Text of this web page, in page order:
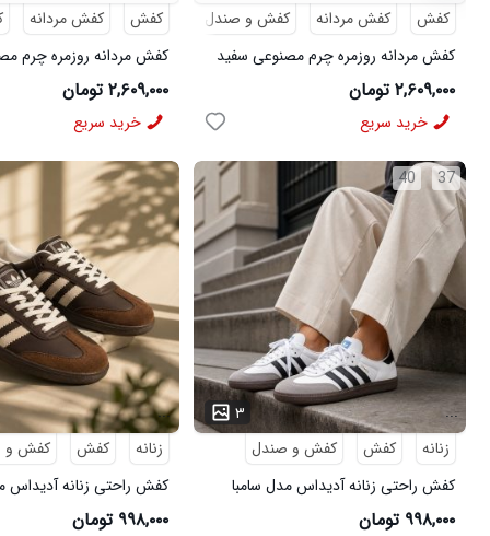
کفش
کفش مردانه
کفش و صندل
کفش مردانه روزمره چرم مصنوعی سفید
سرمه ای On Running مدل 50918
۲,۶۰۹,۰۰۰ تومان
خرید سریع
کفش
کفش مردانه
کفش مردانه روزمره چرم
سبز On Running مدل 50919
۲,۶۰۹,۰۰۰ تومان
خرید سریع
37
40
۳
...
زنانه
کفش
کفش و صندل
کفش راحتی زنانه آدیداس مدل سامبا
سفید
۹۹۸,۰۰۰ تومان
...
زنانه
کفش
کفش و
کفش راحتی زنانه آدیداس
قهوه ای
۹۹۸,۰۰۰ تومان